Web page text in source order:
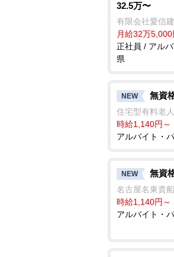
32.5万〜
有限会社愛信
月給32万5,000
正社員 / アル
県
NEW 無資
住宅型有料老
時給1,140円～
アルバイト・
NEW 無資
名古屋名東貴
時給1,140円～
アルバイト・